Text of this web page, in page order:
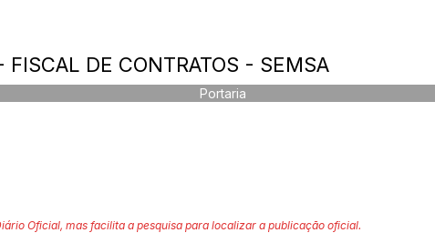
DE CONTRATOS - SEMSA
Portaria
Oficial, mas facilita a pesquisa para localizar a publicação oficial.